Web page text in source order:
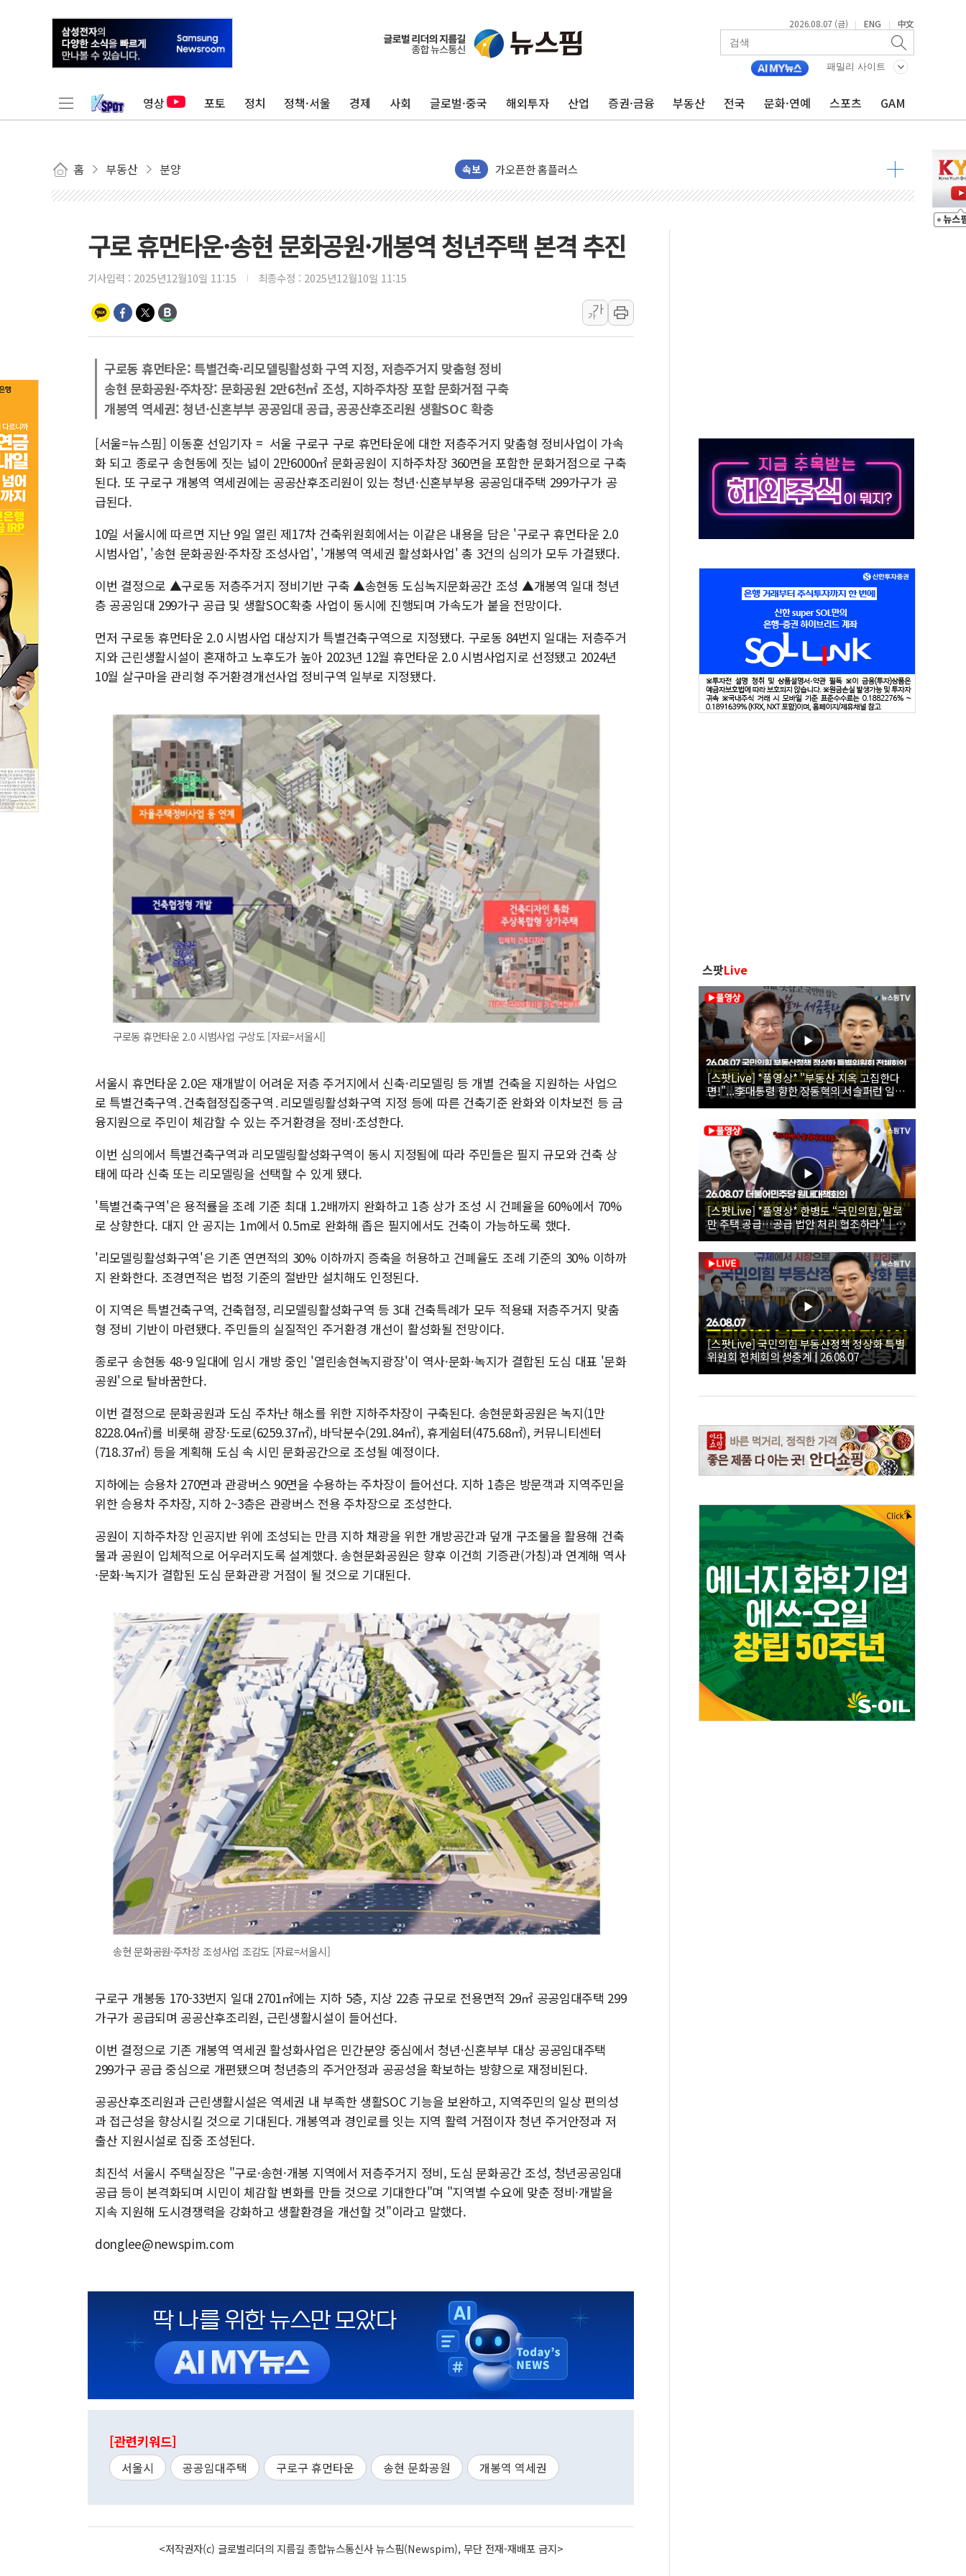
2026.08.07 (금) | ENG | 中文
패밀리 사이트
영상 포토 정치 정책·서울 경제 사회 글로벌·중국 해외투자 산업 증권·금융 부동산 전국 문화·연예 스포츠 GAM
홈 부동산 분양 속보
수박으로 여름 나는 하마
캠코, 5918억원 규모 압류재산 1506건 공매
[시승기] 공간·승차감 잡은 볼보 EX90…'올 터치'는 호불호
돌아온 홈플러스
[종합] 청도 흥선리 야산 산불 1시간36분만에 주불진화....인명피해 없어
라인게임즈, '콰이어트' 테스트 참가자 3만 명 돌파
에어로케이항공, 청주-중국 청두 노선 운항허가 취득...중국 노선 다변화
SKT, '8월 월간 럭키 페스타' 실시...휴대폰 결제 최대 6000원 할인
LG헬로비전 '헬로모바일', 교보문고 제휴 전자책 요금제 출시
KTis, 02-114로 카카오 T 택시 호출 서비스
해군1함대 '창설 80주년' 기념식...지역축제 '불금전파, 송정'과 상생
원주시, 첨단의료복합단지 지정 준비 본격화…'AI 데이터 기반 메디테크 혁신허브' 구상
청도 문수리 야산서 산불 진화 중...진화헬기 3대 투입
'해병 순직 책임' 임성근 전 사단장 항소심도 징역 3년
구로 휴먼타운·송현 문화공원·개봉역 청년주택 본격 추진
기사입력 : 2025년12월10일 11:15 최종수정 : 2025년12월10일 11:15
가
가
구로동 휴먼타운: 특별건축·리모델링활성화 구역 지정, 저층주거지 맞춤형 정비
송현 문화공원·주차장: 문화공원 2만6천㎡ 조성, 지하주차장 포함 문화거점 구축
개봉역 역세권: 청년·신혼부부 공공임대 공급, 공공산후조리원 생활SOC 확충
[서울=뉴스핌] 이동훈 선임기자 = 서울 구로구 구로 휴먼타운에 대한 저층주거지 맞춤형 정비사업이 가속
화 되고 종로구 송현동에 짓는 넓이 2만6000㎡ 문화공원이 지하주차장 360면을 포함한 문화거점으로 구축
된다. 또 구로구 개봉역 역세권에는 공공산후조리원이 있는 청년·신혼부부용 공공임대주택 299가구가 공
급된다.
10일 서울시에 따르면 지난 9일 열린 제17차 건축위원회에서는 이같은 내용을 담은 '구로구 휴먼타운 2.0
시범사업', '송현 문화공원·주차장 조성사업', '개봉역 역세권 활성화사업' 총 3건의 심의가 모두 가결됐다.
이번 결정으로 ▲구로동 저층주거지 정비기반 구축 ▲송현동 도심녹지문화공간 조성 ▲개봉역 일대 청년
층 공공임대 299가구 공급 및 생활SOC확충 사업이 동시에 진행되며 가속도가 붙을 전망이다.
먼저 구로동 휴먼타운 2.0 시범사업 대상지가 특별건축구역으로 지정됐다. 구로동 84번지 일대는 저층주거
지와 근린생활시설이 혼재하고 노후도가 높아 2023년 12월 휴먼타운 2.0 시범사업지로 선정됐고 2024년
10월 살구마을 관리형 주거환경개선사업 정비구역 일부로 지정됐다.
구로동 휴먼타운 2.0 시범사업 구상도 [자료=서울시]
서울시 휴먼타운 2.0은 재개발이 어려운 저층 주거지에서 신축·리모델링 등 개별 건축을 지원하는 사업으
로 특별건축구역․건축협정집중구역․리모델링활성화구역 지정 등에 따른 건축기준 완화와 이차보전 등 금
융지원으로 주민이 체감할 수 있는 주거환경을 정비·조성한다.
이번 심의에서 특별건축구역과 리모델링활성화구역이 동시 지정됨에 따라 주민들은 필지 규모와 건축 상
태에 따라 신축 또는 리모델링을 선택할 수 있게 됐다.
'특별건축구역'은 용적률을 조례 기준 최대 1.2배까지 완화하고 1층 상가 조성 시 건폐율을 60%에서 70%
로 상향한다. 대지 안 공지는 1m에서 0.5m로 완화해 좁은 필지에서도 건축이 가능하도록 했다.
'리모델링활성화구역'은 기존 연면적의 30% 이하까지 증축을 허용하고 건폐율도 조례 기준의 30% 이하까
지 완화한다. 조경면적은 법정 기준의 절반만 설치해도 인정된다.
이 지역은 특별건축구역, 건축협정, 리모델링활성화구역 등 3대 건축특례가 모두 적용돼 저층주거지 맞춤
형 정비 기반이 마련됐다. 주민들의 실질적인 주거환경 개선이 활성화될 전망이다.
종로구 송현동 48-9 일대에 임시 개방 중인 '열린송현녹지광장'이 역사·문화·녹지가 결합된 도심 대표 '문화
공원'으로 탈바꿈한다.
이번 결정으로 문화공원과 도심 주차난 해소를 위한 지하주차장이 구축된다. 송현문화공원은 녹지(1만
8228.04㎡)를 비롯해 광장·도로(6259.37㎡), 바닥분수(291.84㎡), 휴게쉼터(475.68㎡), 커뮤니티센터
(718.37㎡) 등을 계획해 도심 속 시민 문화공간으로 조성될 예정이다.
지하에는 승용차 270면과 관광버스 90면을 수용하는 주차장이 들어선다. 지하 1층은 방문객과 지역주민을
위한 승용차 주차장, 지하 2~3층은 관광버스 전용 주차장으로 조성한다.
공원이 지하주차장 인공지반 위에 조성되는 만큼 지하 채광을 위한 개방공간과 덮개 구조물을 활용해 건축
물과 공원이 입체적으로 어우러지도록 설계했다. 송현문화공원은 향후 이건희 기증관(가칭)과 연계해 역사
·문화·녹지가 결합된 도심 문화관광 거점이 될 것으로 기대된다.
송현 문화공원·주차장 조성사업 조감도 [자료=서울시]
구로구 개봉동 170-33번지 일대 2701㎡에는 지하 5층, 지상 22층 규모로 전용면적 29㎡ 공공임대주택 299
가구가 공급되며 공공산후조리원, 근린생활시설이 들어선다.
이번 결정으로 기존 개봉역 역세권 활성화사업은 민간분양 중심에서 청년·신혼부부 대상 공공임대주택
299가구 공급 중심으로 개편됐으며 청년층의 주거안정과 공공성을 확보하는 방향으로 재정비된다.
공공산후조리원과 근린생활시설은 역세권 내 부족한 생활SOC 기능을 보완하고, 지역주민의 일상 편의성
과 접근성을 향상시킬 것으로 기대된다. 개봉역과 경인로를 잇는 지역 활력 거점이자 청년 주거안정과 저
출산 지원시설로 집중 조성된다.
최진석 서울시 주택실장은 "구로·송현·개봉 지역에서 저층주거지 정비, 도심 문화공간 조성, 청년공공임대
공급 등이 본격화되며 시민이 체감할 변화를 만들 것으로 기대한다"며 "지역별 수요에 맞춘 정비·개발을
지속 지원해 도시경쟁력을 강화하고 생활환경을 개선할 것"이라고 말했다.
donglee@newspim.com
[관련키워드]
서울시 공공임대주택 구로구 휴먼타운 송현 문화공원 개봉역 역세권
<저작권자(c) 글로벌리더의 지름길 종합뉴스통신사 뉴스핌(Newspim), 무단 전재-재배포 금지>
스팟Live
[스팟Live] *풀영상* "부동산 지옥 고집한다
면!"...李대통령 향한 장동혁의 서슬퍼런 일갈
| 26.08.07 국민의힘 부동산정책 정상화 특별
위원회 전체회의
[스팟Live] *풀영상* 한병도 “국민의힘, 말로
만 주택 공급…공급 법안 처리 협조하라”｜
26.08.07 더불어민주당 원내대책회의
[스팟Live] 국민의힘 부동산정책 정상화 특별
위원회 전체회의 생중계 | 26.08.07